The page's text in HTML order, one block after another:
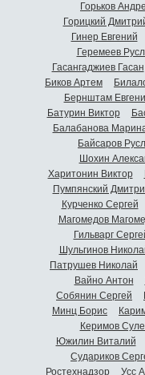
Горьков
Горицкий
Гинер Евгений
Геремеев
Гасангаджиев Гасан
Биков Артем
Бернштам
Батурин Виктор
Балабанова
Байсаров
Шохин
Харитонин Виктор
Пумпянский
Курченко Сергей
Магомедов
Гильварг
Шульгинов
Патрушев Николай
Вайно Антон
Собянин Сергей
Минц Борис
Керимов
Южилин Виталий
Судариков
Ростехнадзор
Усс